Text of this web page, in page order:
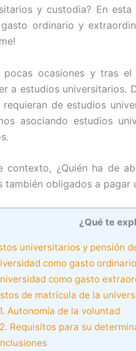
y custodia? En
ordinario y
pocas ocasiones y tras el
a estudios universitarios.
requieran de estudios
asociando estudios
contexto, ¿Quién ha de
también obligados a pagar
¿Qué te
universitarios y pensión
como gasto ordinario
como gasto
de matrícula de la
Autonomía de la voluntad
Requisitos para su